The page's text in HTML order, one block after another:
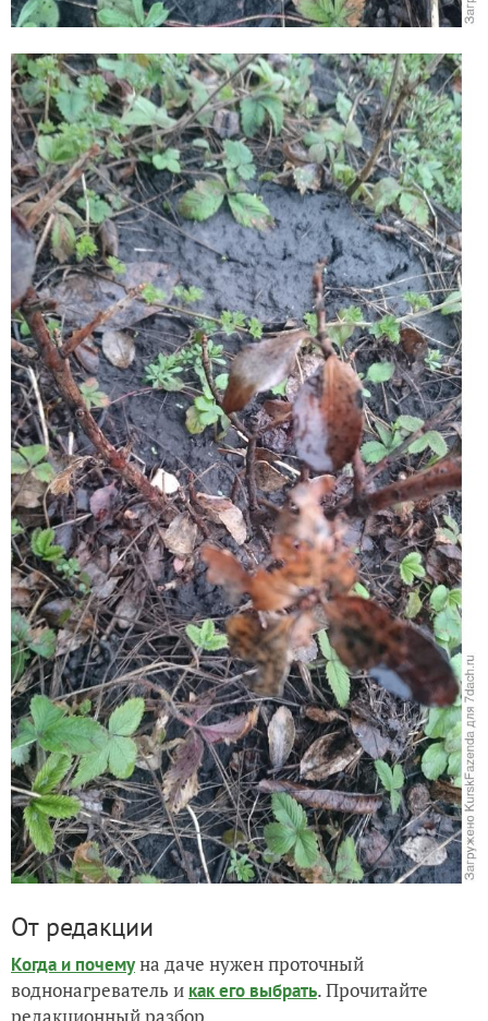
От редакции
Когда и почемуна даче нужен проточный
воднонагреватель и как его выбрать. Прочитайте
редакционный разбор.